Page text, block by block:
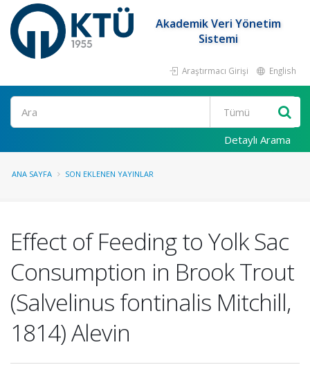
Akademik Veri Yönetim
Sistemi
Araştırmacı Girişi English
Ara
Detaylı Arama
ANA SAYFA SON EKLENEN YAYINLAR
Effect of Feeding to Yolk Sac
Consumption in Brook Trout
(Salvelinus fontinalis Mitchill,
1814) Alevin